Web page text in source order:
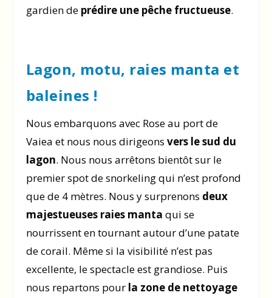
gardien de prédire une pêche fructueuse.
Lagon, motu, raies manta et
baleines !
Nous embarquons avec Rose au port de
Vaiea et nous nous dirigeons vers le sud du
lagon. Nous nous arrêtons bientôt sur le
premier spot de snorkeling qui n’est profond
que de 4 mètres. Nous y surprenons deux
majestueuses raies manta qui se
nourrissent en tournant autour d’une patate
de corail. Même si la visibilité n’est pas
excellente, le spectacle est grandiose. Puis
nous repartons pour la zone de nettoyage